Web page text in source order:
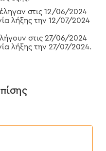
στις 12/06/2024
λήξης την 12/07/2024
στις 27/06/2024
λήξης την 27/07/2024.